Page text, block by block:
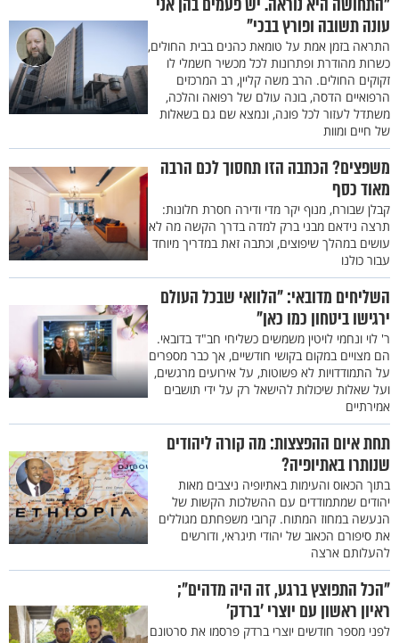
"התחושה היא נוראה. יש פעמים בהן אני
עונה תשובה ופורץ בבכי"
התראה בזמן אמת על טומאת כהנים בבית החולים,
כשרות מהודרת ופתרונות לכל מכשיר חשמלי לו
זקוקים החולים. הרב משה קליין, רב המרכזים
הרפואיים הדסה, בונה עולם של רפואה והלכה,
משתדל לעזור לכל פונה, ונמצא שם גם בשאלות
של חיים ומוות
משפצים? הכתבה הזו תחסוך לכם הרבה
מאוד כסף
קבלן שבורח, מנוף יקר מדי ודירה חסרת חלונות:
תרצה נידאם מבני ברק למדה בדרך הקשה מה לא
עושים במהלך שיפוצים, וכתבה זאת במדריך מיוחד
עבור כולנו
השליחים מדובאי: "הלוואי שבכל העולם
ירגישו ביטחון כמו כאן"
ר' לוי ונחמי לויטין משמשים כשליחי חב"ד בדובאי.
הם מצויים במקום בקושי חודשיים, אך כבר מספרים
על התמודדויות לא פשוטות, על אירועים מרגשים,
ועל שאלות שיכולות להישאל רק על ידי תושבים
אמירתיים
תחת איום ההפצצות: מה קורה ליהודים
שנותרו באתיופיה?
בתוך הכאוס והעימות באתיופיה ניצבים מאות
יהודים שמתמודדים עם ההשלכות הקשות של
הנעשה במחוז המתוח. קרובי משפחתם מגוללים
את סיפורם הכאוב של יהודי תיגראי, ודורשים
להעלותם ארצה
"הכל התפוצץ ברגע, זה היה מדהים";
ראיון ראשון עם יוצרי ’ברדק’
לפני מספר חודשים יוצרי ברדק פרסמו את סרטונם